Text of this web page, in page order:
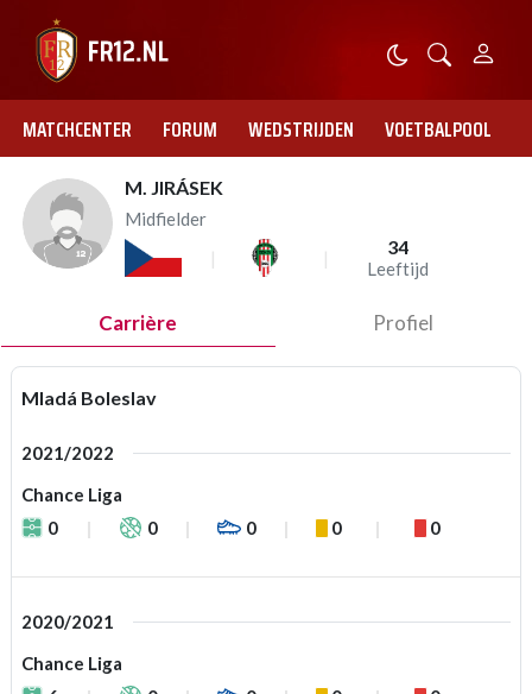
MATCHCENTER FORUM WEDSTRIJDEN VOETBALPOOL
M. JIRÁSEK
Midfielder
34
Leeftijd
Carrière Profiel
Mladá Boleslav
2021/2022
Chance Liga
0
0 0 0 0
2020/2021
Chance Liga